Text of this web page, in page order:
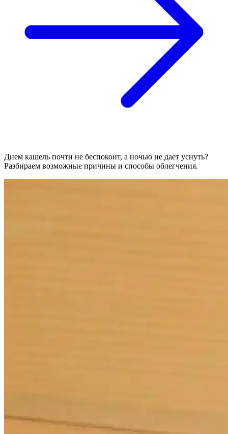
Днем кашель почти не беспокоит, а ночью не дает уснуть?
Разбираем возможные причины и способы облегчения.